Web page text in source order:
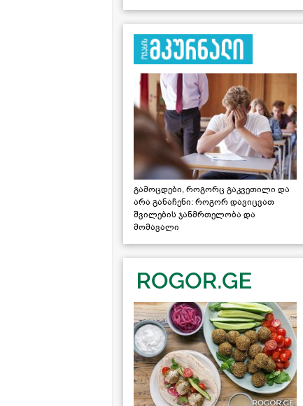
გამოცდები, როგორც გაკვეთილი და
არა განაჩენი: როგორ დავიცვათ
შვილების ჯანმრთელობა და
მომავალი